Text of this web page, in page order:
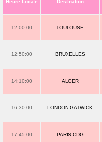
Heure Locale Destination
12:00:00 TOULOUSE
12:50:00 BRUXELLES
14:10:00 ALGER
16:30:00 LONDON GATWICK
17:45:00 PARIS CDG